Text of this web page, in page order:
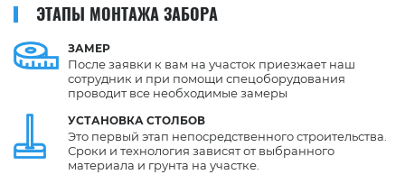
ЭТАПЫ МОНТАЖА ЗАБОРА
ЗАМЕР
УСТАНОВКА СТОЛБОВ
После заявки к вам на участок приезжает наш
сотрудник и при помощи спецоборудования
проводит все необходимые замеры
Это первый этап непосредственного строительства.
Сроки и технология зависят от выбранного
материала и грунта на участке.